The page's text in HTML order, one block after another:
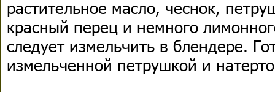
растительное масло, чеснок,
красный перец и немного
следует измельчить в блендере.
измельченной петрушкой и